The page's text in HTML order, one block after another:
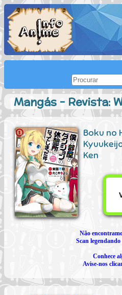
Mangás - Revista:
Boku no
Ken
Não
Scan legendando
Conhece
Avise-nos